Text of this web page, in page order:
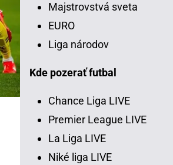
Majstrovstvá sveta
EURO
Liga národov
Kde pozerať futbal
Chance Liga LIVE
Premier League LIVE
La Liga LIVE
Niké liga LIVE